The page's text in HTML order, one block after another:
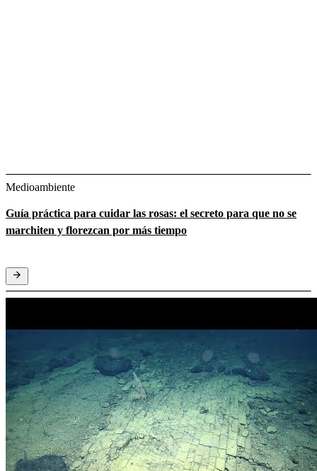
Medioambiente
Guía práctica para cuidar las rosas: el secreto para que no se
marchiten y florezcan por más tiempo